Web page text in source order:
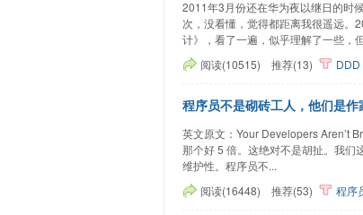
2011年3月份还在华为夜以继日的时
次，没看懂，觉得都距离我很遥远。
计》，看了一遍，似乎理解了一些，
阅读(10515)
推荐(13) DDD
程序员不是砌砖工人，他们是作
英文原文：Your Developers Aren’t
那个好 5 倍。这绝对不是胡扯。我们
维护性。程序员不...
阅读(16448)
推荐(53) 程序